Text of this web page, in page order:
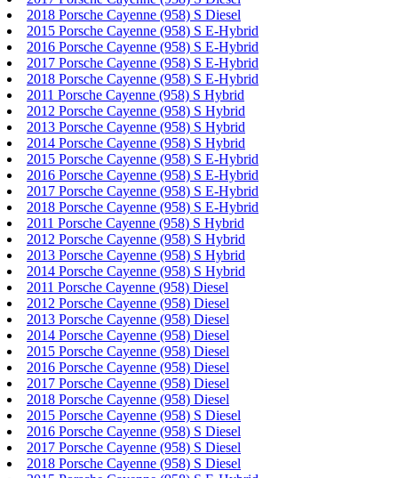
2018 Porsche Cayenne (958) S Diesel
2015 Porsche Cayenne (958) S E-Hybrid
2016 Porsche Cayenne (958) S E-Hybrid
2017 Porsche Cayenne (958) S E-Hybrid
2018 Porsche Cayenne (958) S E-Hybrid
2011 Porsche Cayenne (958) S Hybrid
2012 Porsche Cayenne (958) S Hybrid
2013 Porsche Cayenne (958) S Hybrid
2014 Porsche Cayenne (958) S Hybrid
2015 Porsche Cayenne (958) S E-Hybrid
2016 Porsche Cayenne (958) S E-Hybrid
2017 Porsche Cayenne (958) S E-Hybrid
2018 Porsche Cayenne (958) S E-Hybrid
2011 Porsche Cayenne (958) S Hybrid
2012 Porsche Cayenne (958) S Hybrid
2013 Porsche Cayenne (958) S Hybrid
2014 Porsche Cayenne (958) S Hybrid
2011 Porsche Cayenne (958) Diesel
2012 Porsche Cayenne (958) Diesel
2013 Porsche Cayenne (958) Diesel
2014 Porsche Cayenne (958) Diesel
2015 Porsche Cayenne (958) Diesel
2016 Porsche Cayenne (958) Diesel
2017 Porsche Cayenne (958) Diesel
2018 Porsche Cayenne (958) Diesel
2015 Porsche Cayenne (958) S Diesel
2016 Porsche Cayenne (958) S Diesel
2017 Porsche Cayenne (958) S Diesel
2018 Porsche Cayenne (958) S Diesel